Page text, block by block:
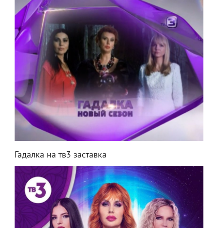
Гадалка на тв3 заставка